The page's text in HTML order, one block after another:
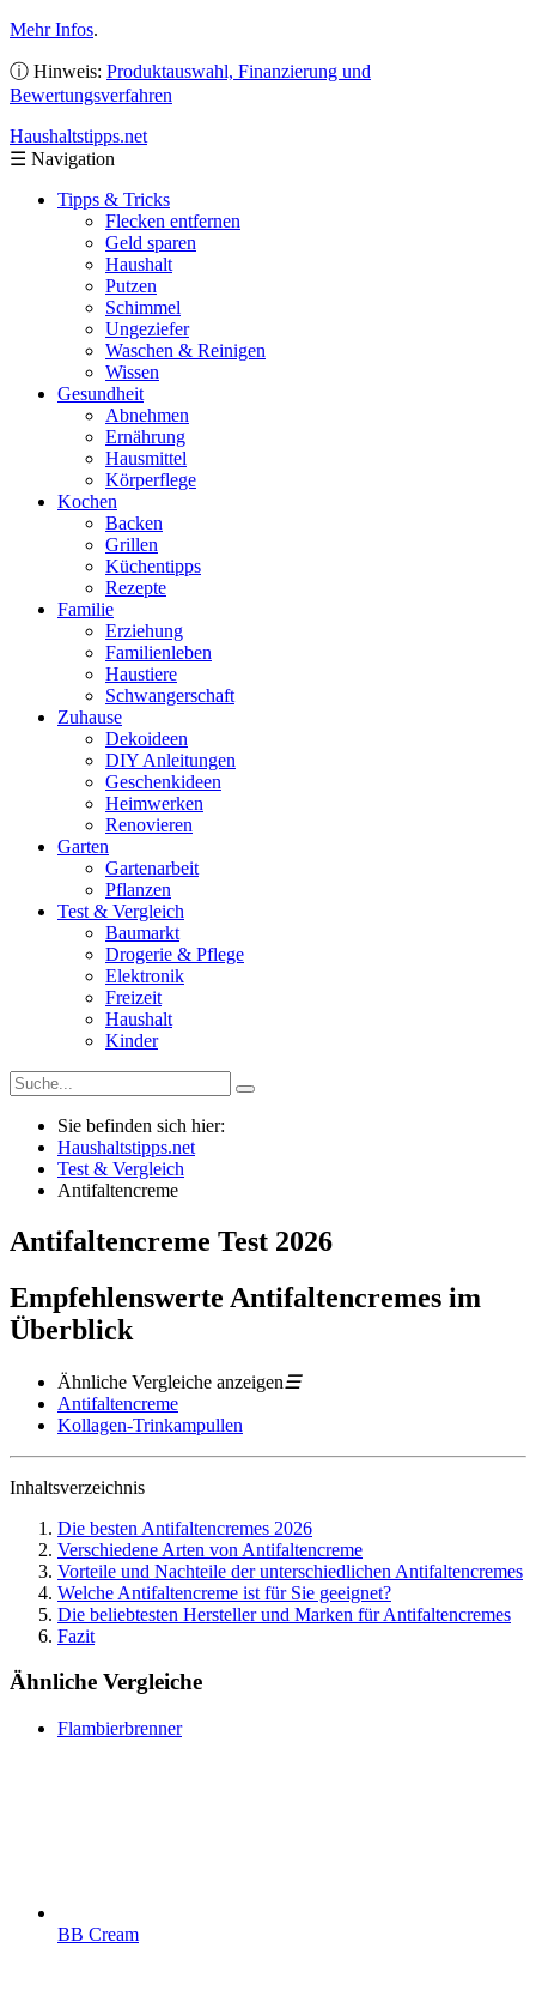
Mehr Infos.
ⓘ Hinweis: Produktauswahl, Finanzierung und
Bewertungsverfahren
Haushaltstipps.net
☰ Navigation
Tipps & Tricks
Flecken entfernen
Geld sparen
Haushalt
Putzen
Schimmel
Ungeziefer
Waschen & Reinigen
Wissen
Gesundheit
Abnehmen
Ernährung
Hausmittel
Körperflege
Kochen
Backen
Grillen
Küchentipps
Rezepte
Familie
Erziehung
Familienleben
Haustiere
Schwangerschaft
Zuhause
Dekoideen
DIY Anleitungen
Geschenkideen
Heimwerken
Renovieren
Garten
Gartenarbeit
Pflanzen
Test & Vergleich
Baumarkt
Drogerie & Pflege
Elektronik
Freizeit
Haushalt
Kinder
Sie befinden sich hier:
Haushaltstipps.net
Test & Vergleich
Antifaltencreme
Antifaltencreme Test 2026
Empfehlenswerte Antifaltencremes im
Überblick
Ähnliche Vergleiche anzeigen☰
Antifaltencreme
Kollagen-Trinkampullen
Inhaltsverzeichnis
Die besten Antifaltencremes 2026
Verschiedene Arten von Antifaltencreme
Vorteile und Nachteile der unterschiedlichen Antifaltencremes
Welche Antifaltencreme ist für Sie geeignet?
Die beliebtesten Hersteller und Marken für Antifaltencremes
Fazit
Ähnliche Vergleiche
Flambierbrenner
BB Cream